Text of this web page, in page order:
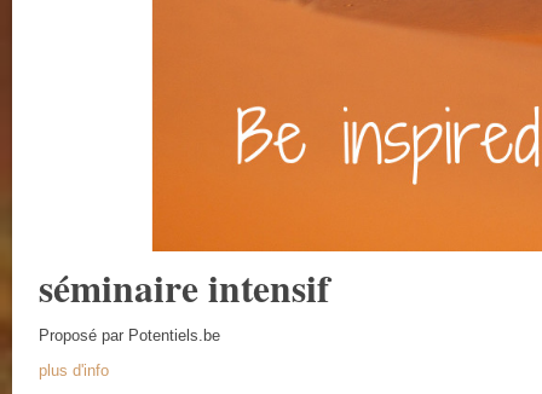
séminaire intensif
Proposé par Potentiels.be
plus d'info